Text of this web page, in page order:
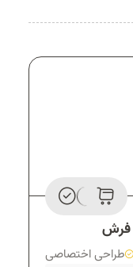
فرش
طراحی اختصاصی